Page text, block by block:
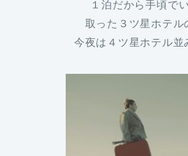
１泊だから手頃で
取った３ツ星ホテル
今夜は４ツ星ホテル並